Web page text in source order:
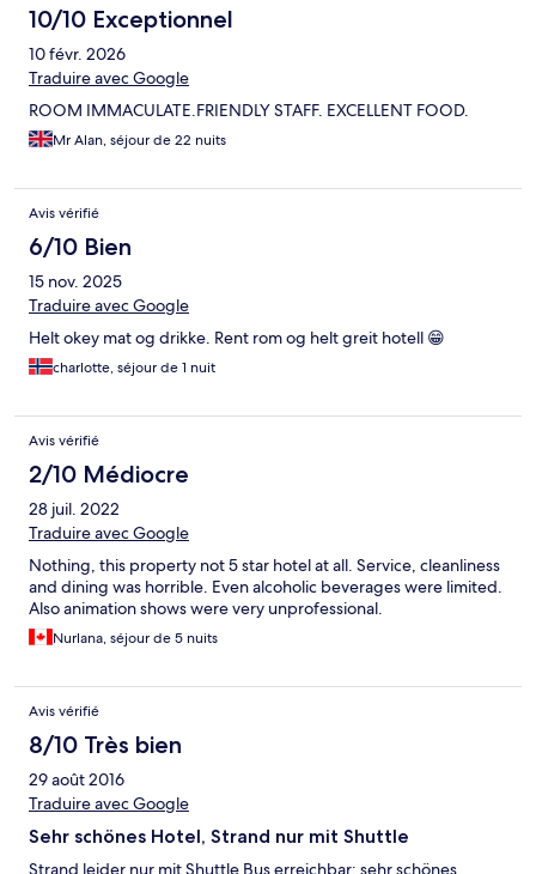
10/10 Exceptionnel
10 févr. 2026
Traduire avec Google
ROOM IMMACULATE.FRIENDLY STAFF. EXCELLENT FOOD.
Mr Alan, séjour de 22 nuits
Avis vérifié
6/10 Bien
15 nov. 2025
Traduire avec Google
Helt okey mat og drikke. Rent rom og helt greit hotell 😁
charlotte, séjour de 1 nuit
Avis vérifié
2/10 Médiocre
28 juil. 2022
Traduire avec Google
Nothing, this property not 5 star hotel at all. Service, cleanliness
and dining was horrible. Even alcoholic beverages were limited.
Also animation shows were very unprofessional.
Nurlana, séjour de 5 nuits
Avis vérifié
8/10 Très bien
29 août 2016
Traduire avec Google
Sehr schönes Hotel, Strand nur mit Shuttle
Strand leider nur mit Shuttle Bus erreichbar; sehr schönes